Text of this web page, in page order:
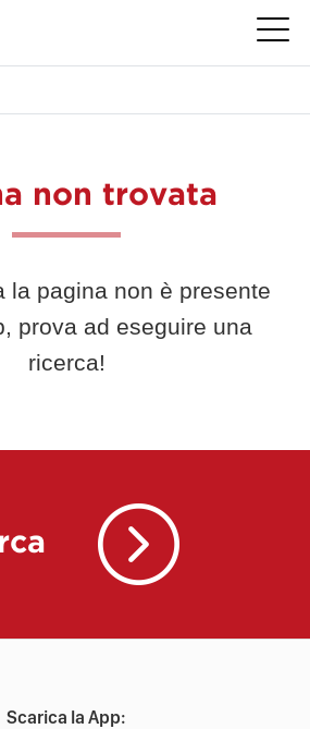
non trovata
la pagina non è presente
prova ad eseguire una
ricerca!
Scarica la App: